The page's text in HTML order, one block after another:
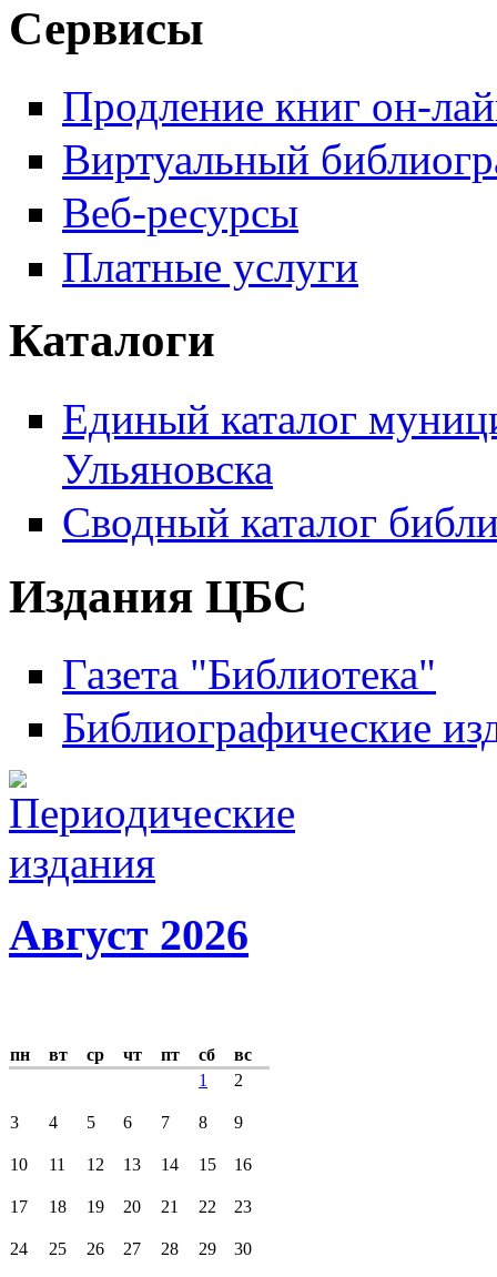
Сервисы
Продление книг он-
Виртуальный
Веб-ресурсы
Платные услуги
Каталоги
Единый каталог
Ульяновска
Сводный каталог
Издания ЦБС
Газета "Библиотека"
Библиографические
Август 2026
пн вт ср чт пт сб
вс
1
2
3 4 5 6 7 8 9
10 11 12 13 14 15 16
17 18 19 20 21 22 23
24 25 26 27 28 29 30